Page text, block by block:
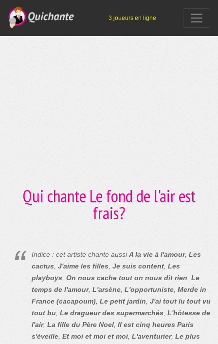
3 joueurs en ligne
Qui chante Le fond de l'air est
frais?
Indice : cet artiste chante aussiA la vie à l'amour, Les
cactus J'aime les filles Je suis content Les
playboys On nous cache tout on nous dit rien Le
temps de l'amour, L'arsène L'opportuniste Merde in
France (cacapoum) Le petit jardin J'ai tout lu tout vu
tout bu Le dragueur des supermarchés L'hôtesse de
l'air, La fille du Père Noel Il est cinq heures Paris
s'éveille Et moi et moi et moi L'aventurier, Le plus